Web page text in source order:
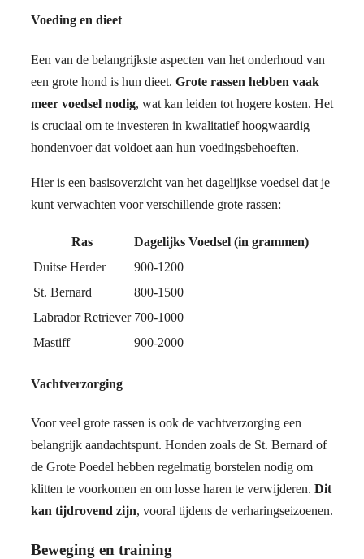
Voeding en dieet
Een van de belangrijkste aspecten van het onderhoud van
een grote hond is hun dieet. Grote rassen hebben vaak
meer voedsel nodig, wat kan leiden tot hogere kosten. Het
is cruciaal om te investeren in kwalitatief hoogwaardig
hondenvoer dat voldoet aan hun voedingsbehoeften.
Hier is een basisoverzicht van het dagelijkse voedsel dat je
kunt verwachten voor verschillende grote rassen:
Ras
Dagelijks Voedsel (in grammen)
Duitse Herder
900-1200
St. Bernard
800-1500
Labrador Retriever 700-1000
Mastiff
900-2000
Vachtverzorging
Voor veel grote rassen is ook de vachtverzorging een
belangrijk aandachtspunt. Honden zoals de St. Bernard of
de Grote Poedel hebben regelmatig borstelen nodig om
klitten te voorkomen en om losse haren te verwijderen. Dit
kan tijdrovend zijn, vooral tijdens de verharingseizoenen.
Beweging en training